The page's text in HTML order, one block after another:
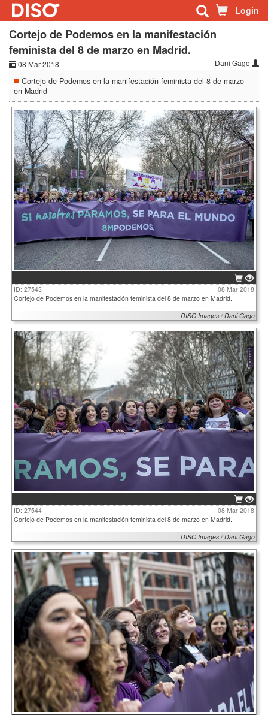
Login
Cortejo de Podemos en la manifestación
feminista del 8 de marzo en Madrid.
08 Mar 2018 Dani Gago
Cortejo de Podemos en la manifestación feminista del 8 de marzo
en Madrid
ID: 27543
08 Mar 2018
Cortejo de Podemos en la manifestación feminista del 8 de marzo en Madrid.
DISO Images / Dani Gago
ID: 27544
08 Mar 2018
Cortejo de Podemos en la manifestación feminista del 8 de marzo en Madrid.
DISO Images / Dani Gago